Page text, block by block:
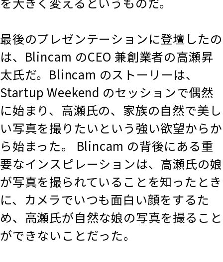
最後のプレゼンテーションに登壇したの
は、Blincam のCEO 兼創業者の高瀬昇
太氏だ。Blincam のストーリーは、
Startup Weekend のセッションで偶然
に始まり、高瀬氏の、家族の自然で美し
い写真を撮りたいという強い欲望からか
ら始まった。 Blincam の背後にある重
要なインスピレーションは、高瀬氏の娘
が写真を撮られていることを知ったとき
に、カメラでいつも面白い顔をするた
め、高瀬氏が自然な娘の写真を撮ること
ができないことだった。